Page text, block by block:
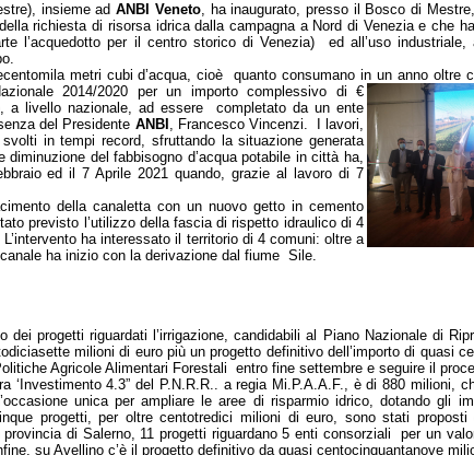
insieme adANBI Veneto, ha inaugurato, presso il Bosco di
richiesta di risorsa idrica dalla campagna a Nord di Venezia e che
l’acquedotto per il centro storico di Venezia) ed all’uso
metri cubi d’acqua, cioè quanto consumano in un anno oltre
2014/2020 per un importo complessivo di €
a livello nazionale, ad essere completato da un ente
del Presidente ANBI , Francesco Vincenzi. I lavori,
in tempi record, sfruttando la situazione generata
del fabbisogno d’acqua potabile in città ha,
ed il 7 Aprile 2021 quando, grazie al lavoro di 7
della canaletta con un nuovo getto in cemento
previsto l’utilizzo della fascia di rispetto idraulico di 4
ha interessato il territorio di 4 comuni: oltre a
ha inizio con la derivazione dal fiume Sile.
progetti riguardati l’irrigazione, candidabili al Piano Nazionale di
milioni di euro più un progetto definitivo dell’importo di quasi
Agricole Alimentari Forestali entro fine settembre e seguire il
‘Investimento 4.3” del P.N.R.R.. a regia Mi.P.A.A.F., è di 880 milioni,
unica per ampliare le aree di risparmio idrico, dotando gli
progetti, per oltre centotredici milioni di euro, sono stati
di Salerno, 11 progetti riguardano 5 enti consorziali per un
su Avellino c’è il progetto definitivo da quasi centocinquantanove